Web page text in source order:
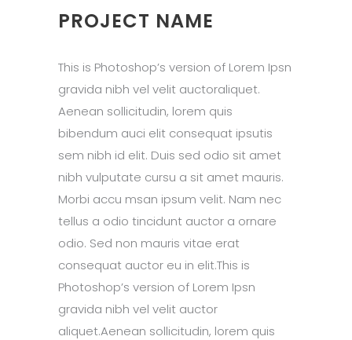
PROJECT NAME
This is Photoshop’s version of Lorem Ipsn
gravida nibh vel velit auctoraliquet.
Aenean sollicitudin, lorem quis
bibendum auci elit consequat ipsutis
sem nibh id elit. Duis sed odio sit amet
nibh vulputate cursu a sit amet mauris.
Morbi accu msan ipsum velit. Nam nec
tellus a odio tincidunt auctor a ornare
odio. Sed non mauris vitae erat
consequat auctor eu in elit.This is
Photoshop’s version of Lorem Ipsn
gravida nibh vel velit auctor
aliquet.Aenean sollicitudin, lorem quis